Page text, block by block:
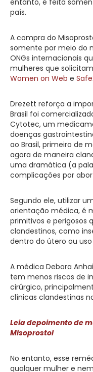
país.
A compra do
somente por meio do
ONGs internacionais
mulheres que
Women on Web e
Drezett reforça a
Brasil foi
Cytotec, um
doenças
ao Brasil, primeiro de
agora de maneira
uma dramática (a
complicações por
Segundo ele, utilizar
orientação médica, é
primitivos e perigosos
clandestinos, como
dentro do útero ou
A médica Debora
tem menos riscos de
cirúrgico,
clínicas clandestinas
Leia depoimento de
Misoprostol
No entanto, esse
qualquer mulher e